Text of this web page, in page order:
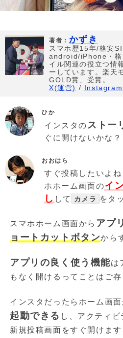
著者： かずき
スマホ歴15年/格安
android/iPhone・格
イル関連の役立つ情
ーしています。楽天
GOLD賞、受賞。
X(運営) / Instagram
ひか
インスタの ストー
ぐに開けないかな？
おおはら
すぐ投稿したいよ
ホホーム画面のイ
し して カメラ をタ
スマホホーム画面から アプ
ョートカットボタンから
アプリの良く使う機能は
もなく開けるってことはご
インスタだったらホーム画面
起動できる し、アクティビ
新規投稿画面をすぐ開けます